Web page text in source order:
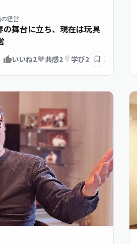
経営
舞台に立ち、現在は玩具
いいね2 共感2 学び2